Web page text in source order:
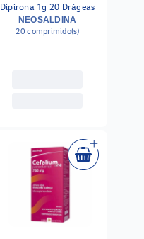
Dipirona 1g 20 Drágeas
NEOSALDINA
20 comprimido(s)